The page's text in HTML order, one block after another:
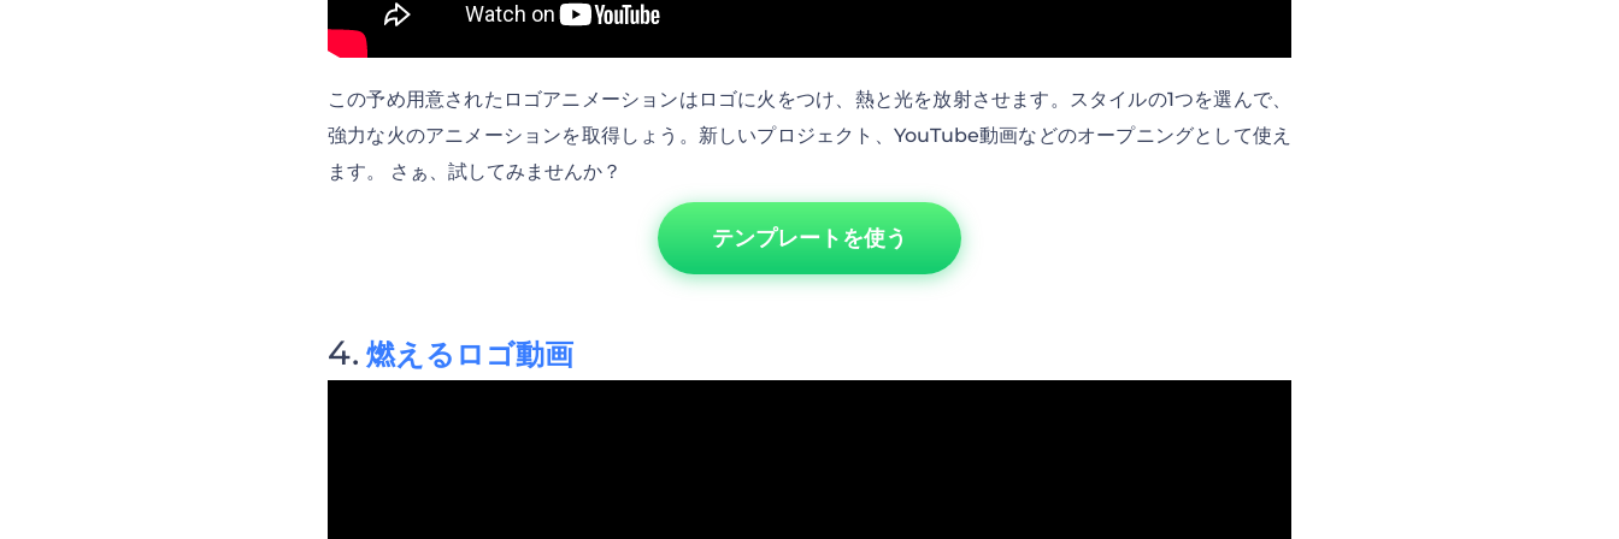
この予め用意されたロゴアニメーションはロゴに火をつけ、熱と光を放射させます。スタイルの1つを選んで、
強力な火のアニメーションを取得しょう。新しいプロジェクト、YouTube動画などのオープニングとして使え
ます。 さぁ、試してみませんか？
テンプレートを使う
燃えるロゴ動画